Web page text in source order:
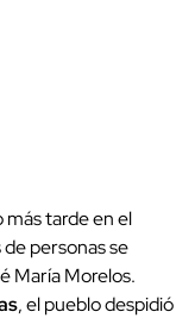
más tarde en el
personas se
María Morelos.
, el pueblo despidió